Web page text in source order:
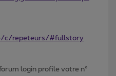
c/repeteurs/#fullstory
login profile votre n°